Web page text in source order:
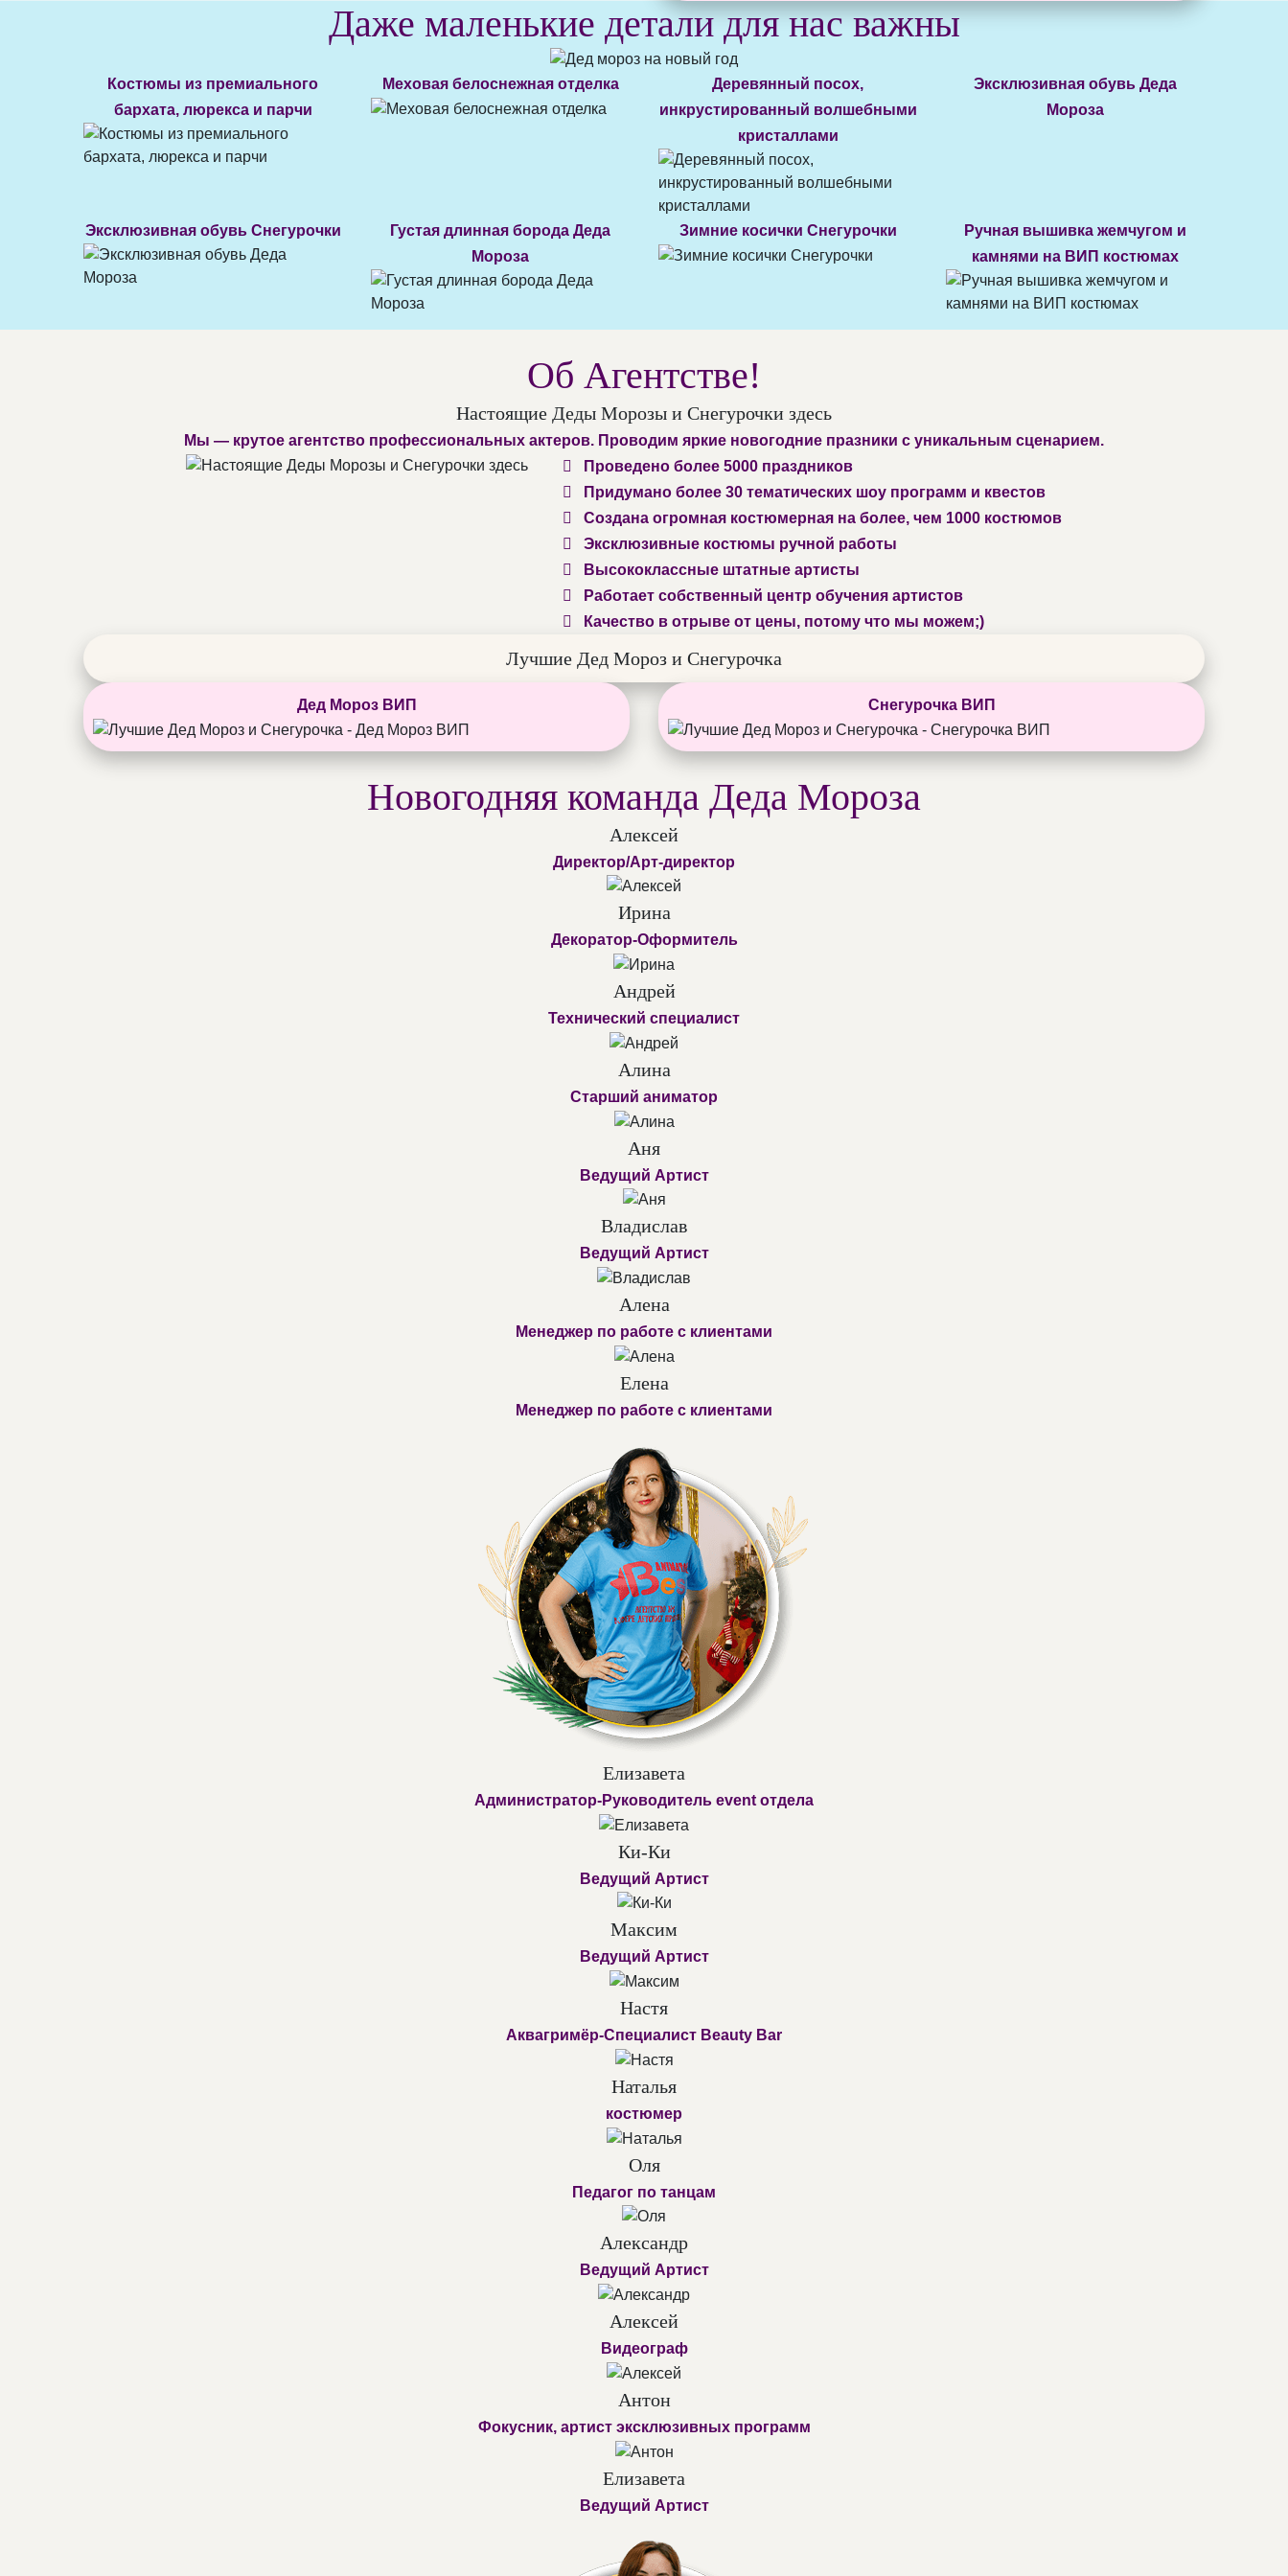
Даже маленькие детали для нас важны
Костюмы из премиального
бархата, люрекса и парчи
Меховая белоснежная отделка
Деревянный посох,
инкрустированный волшебными
кристаллами
Эксклюзивная обувь Деда
Мороза
Эксклюзивная обувь Снегурочки
Густая длинная борода Деда
Мороза
Зимние косички Снегурочки
Ручная вышивка жемчугом и
камнями на ВИП костюмах
Об Агентстве!
Настоящие Деды Морозы и Снегурочки здесь
Мы — крутое агентство профессиональных актеров. Проводим яркие новогодние празники с уникальным сценарием.
Проведено более 5000 праздников
Придумано более 30 тематических шоу программ и квестов
Создана огромная костюмерная на более, чем 1000 костюмов
Эксклюзивные костюмы ручной работы
Высококлассные штатные артисты
Работает собственный центр обучения артистов
Качество в отрыве от цены, потому что мы можем;)
Лучшие Дед Мороз и Снегурочка
Дед Мороз ВИП Снегурочка ВИП
Новогодняя команда Деда Мороза
Алексей
Директор/Арт-директор
Ирина
Декоратор-Оформитель
Андрей
Технический специалист
Алина
Старший аниматор
Аня
Ведущий Артист
Владислав
Ведущий Артист
Алена
Менеджер по работе с клиентами
Елена
Менеджер по работе с клиентами
Елизавета
Администратор-Руководитель event отдела
Ки-Ки
Ведущий Артист
Максим
Ведущий Артист
Настя
Аквагримёр-Специалист Beauty Bar
Наталья
костюмер
Оля
Педагог по танцам
Александр
Ведущий Артист
Алексей
Видеограф
Антон
Фокусник, артист эксклюзивных программ
Елизавета
Ведущий Артист